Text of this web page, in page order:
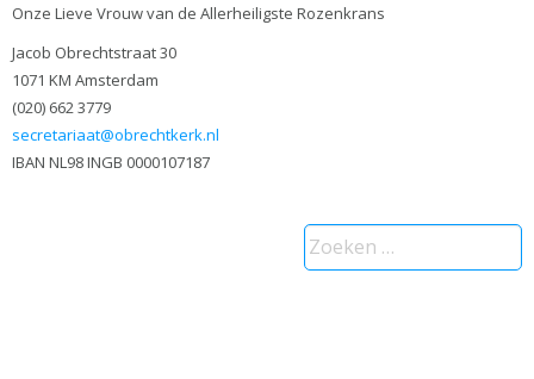
Onze Lieve Vrouw van de Allerheiligste Rozenkrans
Jacob Obrechtstraat 30
1071 KM Amsterdam
(020) 662 3779
secretariaat@obrechtkerk.nl
IBAN NL98 INGB 0000107187
Zoeken
naar: